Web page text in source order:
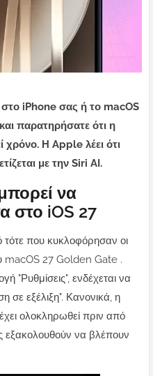
στο iPhone σας ή το macOS
παρατηρήσατε ότι η
χρόνο. Η Apple λέει ότι
με την Siri AI.
να
στο iOS 27
που κυκλοφόρησαν οι
macOS 27 Golden Gate .
"Ρυθμίσεις", ενδέχεται να
σε εξέλιξη". Κανονικά, η
ολοκληρωθεί πριν από
εξακολουθούν να βλέπουν